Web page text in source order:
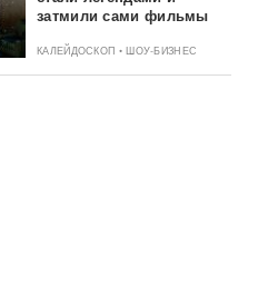
затмили сами фильмы
КАЛЕЙДОСКОП • ШОУ-БИЗНЕС